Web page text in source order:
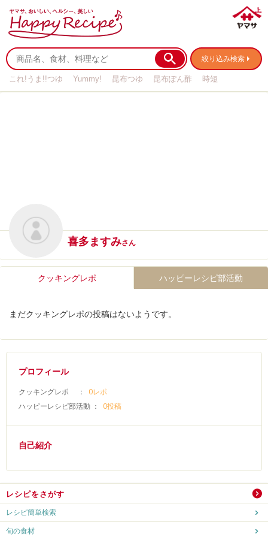
絞り込み検索
これ!うま!!つゆ Yummy! 昆布つゆ 昆布ぽん酢
時短
喜多ますみさん
クッキングレポ ハッピーレシピ部活動
まだクッキングレポの投稿はないようです。
プロフィール
クッキングレポ ：
0レポ
ハッピーレシピ部活動 ：
0投稿
自己紹介
レシピをさがす
レシピ簡単検索
旬の食材